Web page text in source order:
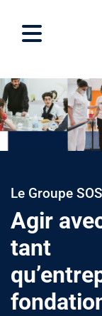
Le Groupe SOS
Agir
tant